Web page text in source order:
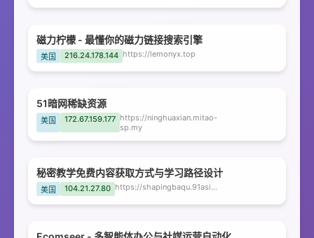
磁力柠檬 - 最懂你的磁力链接搜索引擎
美国 216.24.178.144 https://lemonyx.top
51暗网稀缺资源
美国 172.67.159.177 https://ninghuaxian.mitao-
sp.my
秘密教学免费内容获取方式与学习路径设计
美国 104.21.27.80 https://shapingbaqu.91asia.my